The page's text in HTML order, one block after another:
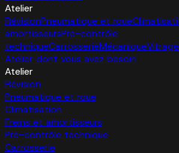
Atelier
RévisionPneumatique et roue
amortisseursPré-contrôle
techniqueCarrosserieMécaniqueVitrage
Atelier dont vous avez besoin
Atelier
Révision
Pneumatique et roue
Climatisation
Freins et amortisseurs
Pré-contrôle technique
Carrosserie